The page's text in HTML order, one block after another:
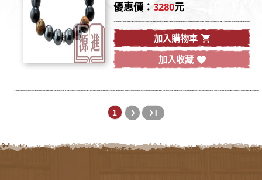
優惠價： 3280元
加入購物車
加入收藏
1